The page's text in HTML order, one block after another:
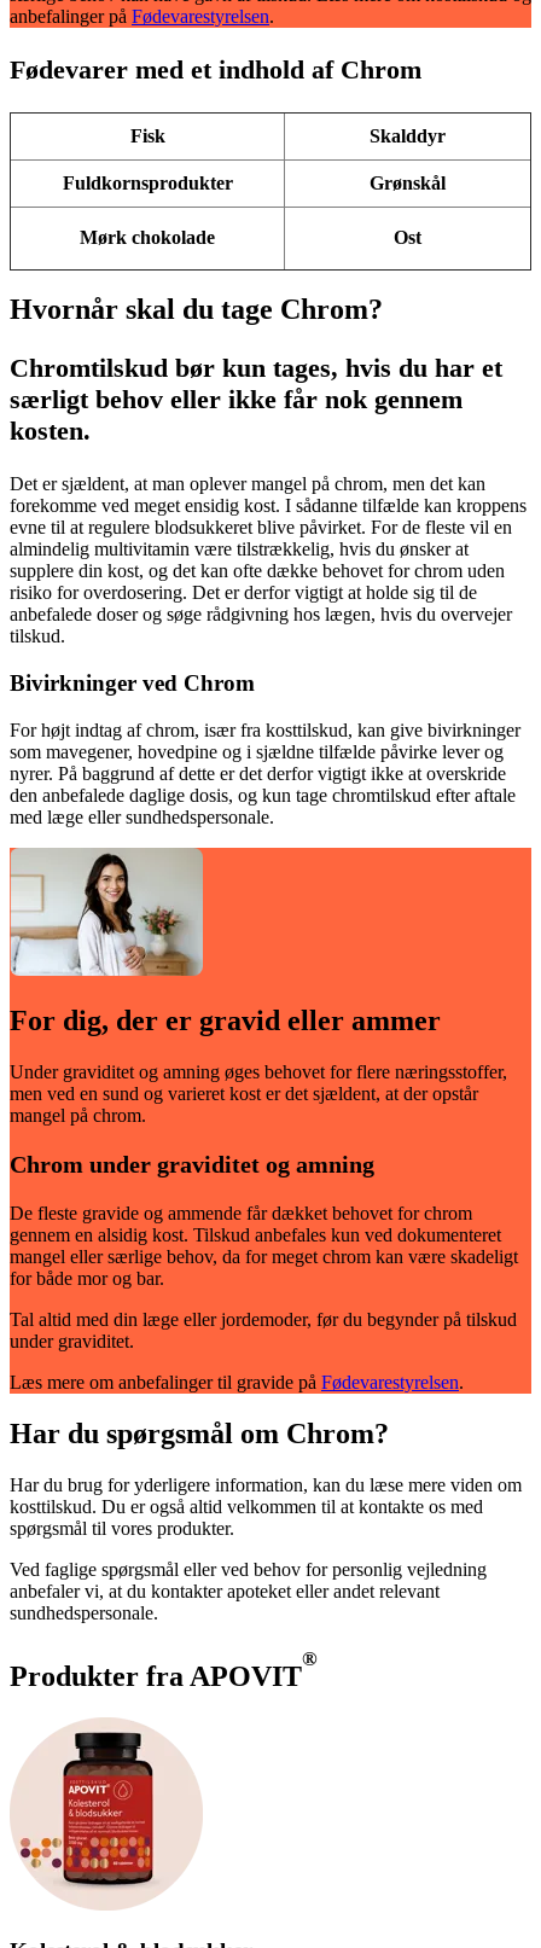
anbefalinger på Fødevarestyrelsen.
Fødevarer med et indhold af Chrom
Fisk Skalddyr
Fuldkornsprodukter Grønskål
Mørk chokolade Ost
Hvornår skal du tage Chrom?
Chromtilskud bør kun tages, hvis du har et
særligt behov eller ikke får nok gennem
kosten.
Det er sjældent, at man oplever mangel på chrom, men det kan
forekomme ved meget ensidig kost. I sådanne tilfælde kan kroppens
evne til at regulere blodsukkeret blive påvirket. For de fleste vil en
almindelig multivitamin være tilstrækkelig, hvis du ønsker at
supplere din kost, og det kan ofte dække behovet for chrom uden
risiko for overdosering. Det er derfor vigtigt at holde sig til de
anbefalede doser og søge rådgivning hos lægen, hvis du overvejer
tilskud.
Bivirkninger ved Chrom
For højt indtag af chrom, især fra kosttilskud, kan give bivirkninger
som mavegener, hovedpine og i sjældne tilfælde påvirke lever og
nyrer. På baggrund af dette er det derfor vigtigt ikke at overskride
den anbefalede daglige dosis, og kun tage chromtilskud efter aftale
med læge eller sundhedspersonale.
For dig, der er gravid eller ammer
Under graviditet og amning øges behovet for flere næringsstoffer,
men ved en sund og varieret kost er det sjældent, at der opstår
mangel på chrom.
Chrom under graviditet og amning
De fleste gravide og ammende får dækket behovet for chrom
gennem en alsidig kost. Tilskud anbefales kun ved dokumenteret
mangel eller særlige behov, da for meget chrom kan være skadeligt
for både mor og bar.
Tal altid med din læge eller jordemoder, før du begynder på tilskud
under graviditet.
Læs mere om anbefalinger til gravide på Fødevarestyrelsen.
Har du spørgsmål om Chrom?
Har du brug for yderligere information, kan du læse mere viden om
kosttilskud. Du er også altid velkommen til at kontakte os med
spørgsmål til vores produkter.
Ved faglige spørgsmål eller ved behov for personlig vejledning
anbefaler vi, at du kontakter apoteket eller andet relevant
sundhedspersonale.
Produkter fra APOVIT
®